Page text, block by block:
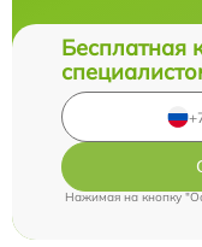
Бесплатная
Нажимая на кнопку